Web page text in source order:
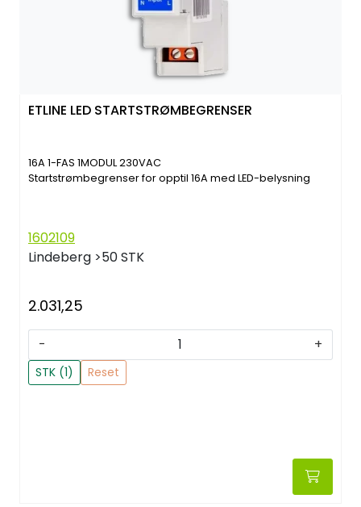
ETLINE LED STARTSTRØMBEGRENSER
16A 1-FAS 1MODUL 230VAC
Startstrømbegrenser for opptil 16A med LED-belysning
1602109
Lindeberg >50 STK
2.031,25
- +
STK (1) Reset